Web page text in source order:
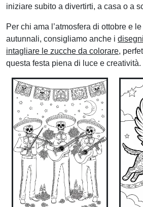
iniziare subito a divertirti, a casa o a
Per chi ama l’atmosfera di ottobre e
autunnali, consigliamo anche i
intagliare le zucche da colorare,
questa festa piena di luce e creatività.